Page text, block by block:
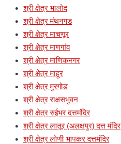
श्री क्षेत्र भालोद
श्री क्षेत्र मंथनगड
श्री क्षेत्र माचणूर
श्री क्षेत्र माणगांव
श्री क्षेत्र माणिकनगर
श्री क्षेत्र माहूर
श्री क्षेत्र मुरगोड
श्री क्षेत्र राक्षसभुवन
श्री क्षेत्र रुईभर दत्तमंदिर
श्री क्षेत्र लातूर (अलक्षपुर) दत्त मंदिर
श्री क्षेत्र लोणी भापकर दत्तमंदिर